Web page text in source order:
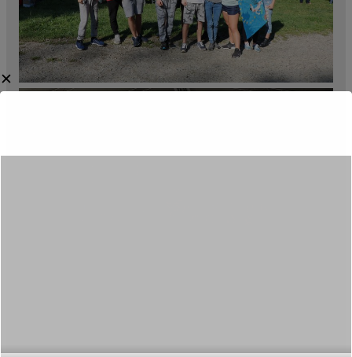
✕